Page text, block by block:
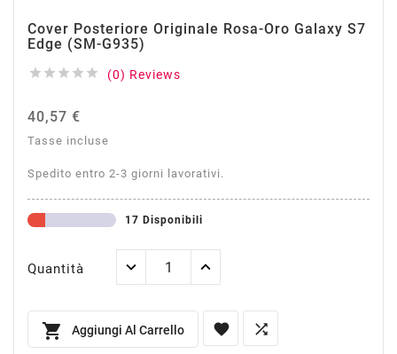
Cover Posteriore Originale Rosa-Oro Galaxy S7
Edge (SM-G935)
     (0) Reviews
40,57 €
Tasse incluse
Spedito entro 2-3 giorni lavorativi.
17 Disponibili
Quantità
 Aggiungi Al Carrello  